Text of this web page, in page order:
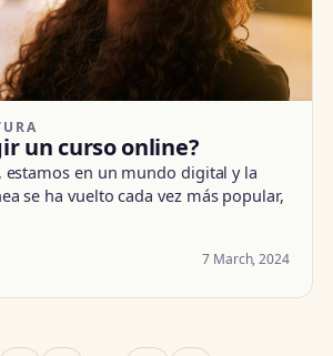
un curso online?
estamos en un mundo digital y la
se ha vuelto cada vez más popular,
7 March, 2024